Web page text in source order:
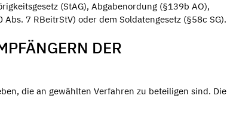
(StAG), Abgabenordung (§139b AO),
7 RBeitrStV) oder dem Soldatengesetz (§58c SG).
DER
die an gewählten Verfahren zu beteiligen sind. Die